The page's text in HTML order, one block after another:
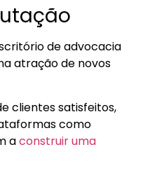
de advocacia
atração de novos
clientes satisfeitos,
como
aconstruir uma